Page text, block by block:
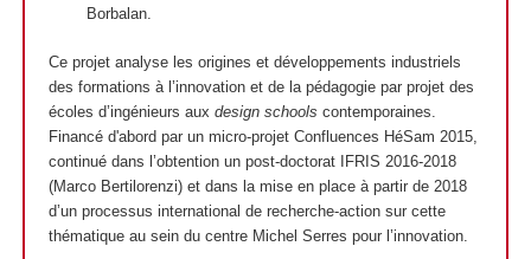
Borbalan.
Ce projet analyse les origines et développements industriels
des formations à l’innovation et de la pédagogie par projet des
écoles d’ingénieurs aux design schools contemporaines.
Financé d'abord par un micro-projet Confluences HéSam 2015,
continué dans l’obtention un post-doctorat IFRIS 2016-2018
(Marco Bertilorenzi) et dans la mise en place à partir de 2018
d’un processus international de recherche-action sur cette
thématique au sein du centre Michel Serres pour l’innovation.